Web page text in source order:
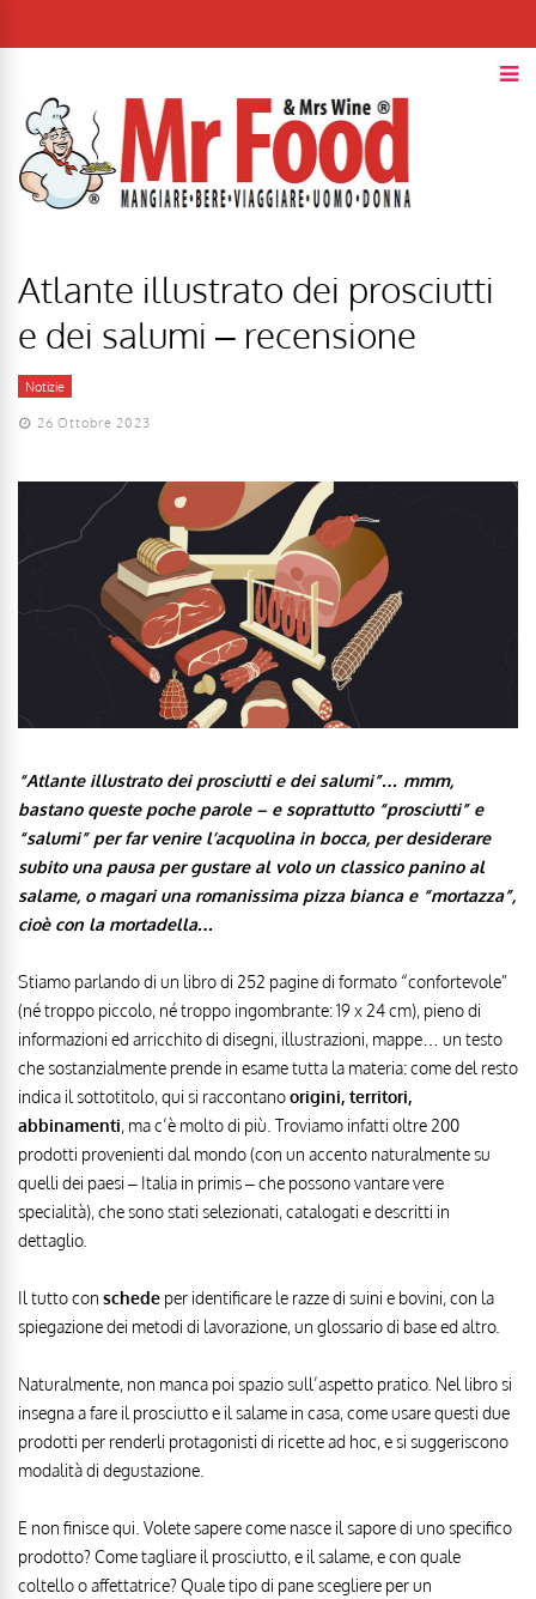
Atlante illustrato dei prosciutti
e dei salumi – recensione
Notizie
26 Ottobre 2023
“Atlante illustrato dei prosciutti e dei salumi”… mmm,
bastano queste poche parole – e soprattutto “prosciutti” e
“salumi” per far venire l’acquolina in bocca, per desiderare
subito una pausa per gustare al volo un classico panino al
salame, o magari una romanissima pizza bianca e “mortazza”,
cioè con la mortadella…
Stiamo parlando di un libro di 252 pagine di formato “confortevole”
(né troppo piccolo, né troppo ingombrante: 19 x 24 cm), pieno di
informazioni ed arricchito di disegni, illustrazioni, mappe… un testo
che sostanzialmente prende in esame tutta la materia: come del resto
indica il sottotitolo, qui si raccontanoorigini, territori,
abbinamenti, ma c’è molto di più. Troviamo infatti oltre 200
prodotti provenienti dal mondo (con un accento naturalmente su
quelli dei paesi – Italia in primis – che possono vantare vere
specialità), che sono stati selezionati, catalogati e descritti in
dettaglio.
Il tutto con schede per identificare le razze di suini e bovini, con la
spiegazione dei metodi di lavorazione, un glossario di base ed altro.
Naturalmente, non manca poi spazio sull’aspetto pratico. Nel libro si
insegna a fare il prosciutto e il salame in casa, come usare questi due
prodotti per renderli protagonisti di ricette ad hoc, e si suggeriscono
modalità di degustazione.
E non finisce qui. Volete sapere come nasce il sapore di uno specifico
prodotto? Come tagliare il prosciutto, e il salame, e con quale
coltello o affettatrice? Quale tipo di pane scegliere per un